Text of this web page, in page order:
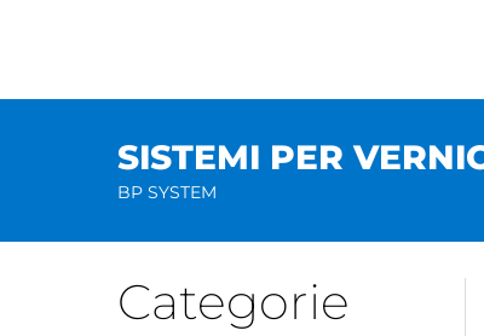
SISTEMI PER
BP SYSTEM
Categorie